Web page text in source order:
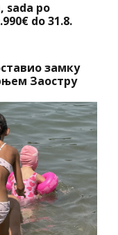
sada po
do 31.8.
замку
Заостру